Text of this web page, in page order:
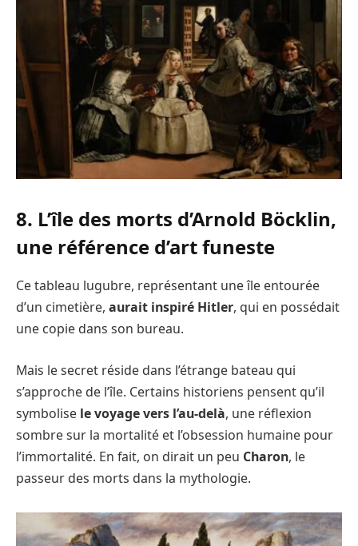
8. L’île des morts d’Arnold Böcklin,
une référence d’art funeste
Ce tableau lugubre, représentant une île entourée
d’un cimetière, aurait inspiré Hitler, qui en possédait
une copie dans son bureau.
Mais le secret réside dans l’étrange bateau qui
s’approche de l’île. Certains historiens pensent qu’il
symbolise le voyage vers l’au-delà, une réflexion
sombre sur la mortalité et l’obsession humaine pour
l’immortalité. En fait, on dirait un peu Charon, le
passeur des morts dans la mythologie.